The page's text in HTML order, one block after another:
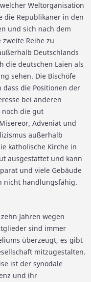
Weltorganisation
die Republikaner in den
und sich nach dem
Reihe zu
Deutschlands
die deutschen Laien als
sehen. Die Bischöfe
die Positionen der
bei anderen
noch die gut
Adveniat und
außerhalb
katholische Kirche in
ausgestattet und kann
und viele Gebäude
nicht handlungsfähig.
Jahren wegen
sind immer
überzeugt, es gibt
mitzugestalten.
ist der synodale
und ihr